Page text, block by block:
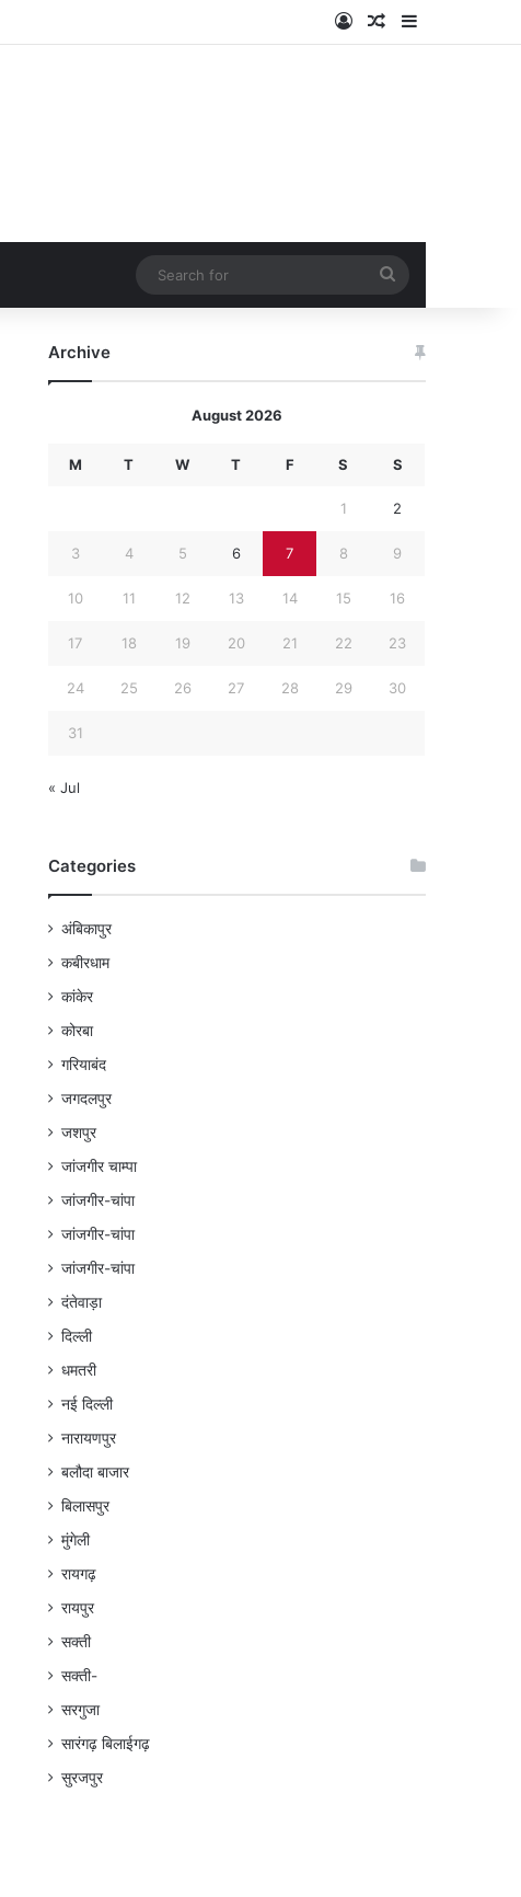
Log InRandom Article
Sidebar
for
Archive
August 2026
M T W T F S S
1 2
3 4 5 6 7 8 9
10 11 12 13 14 15 16
17 18 19 20 21 22 23
24 25 26 27 28 29 30
31
« Jul
Categories
अंबिकापुर
कबीरधाम
कांकेर
कोरबा
गरियाबंद
जगदलपुर
जशपुर
जांजगीर चाम्पा
जांजगीर-चांपा
जांजगीर-चांपा
जांजगीर-चांपा
दंतेवाड़ा
दिल्ली
धमतरी
नई दिल्ली
नारायणपुर
बलौदा बाजार
बिलासपुर
मुंगेली
रायगढ़
रायपुर
सक्ती
सक्ती-
सरगुजा
सारंगढ़ बिलाईगढ़
सुरजपुर